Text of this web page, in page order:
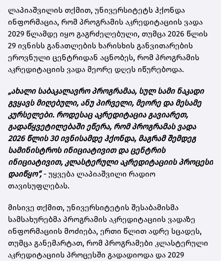
ლაპიაშვილის თქმით, უნივერსიტეტს ჰქონდა
ინფორმაცია, რომ პროგრამის აკრედიტაციის ვადა
2029 წლამდე იყო გაგრძელებული, თუმცა 2026 წლის
29 ივნისს განათლების ხარისხის განვითარების
ეროვნული ცენტრიდან აცნობეს, რომ პროგრამის
აკრედიტაციის ვადა მეორე დღეს იწურებოდა.
„ახალი საბაკალავრო პროგრამაა, სულ სამი ნაკადი
გვყავს მიღებული, ანუ პირველი, მეორე და მესამე
კურსელები. როდესაც აკრედიტაცია გავიარეთ,
გადაწყვეტილებაში ეწერა, რომ პროგრამას ვადა
2026 წლის 30 ივნისამდე ჰქონდა, მაგრამ შემდეგ
სამინისტროს ინიციატივით და ცენტრის
ინიციატივით, კლასტერული აკრედიტაციის პროცესი
დაიწყო“, - უყვება ლაპიაშვილი რადიო
თავისუფლებას.
მისივე თქმით, უნივერსიტეტის შესაბამისმა
სამსახურებმა პროგრამის აკრედიტაციის ვადაზე
ინფორმაციის მოძიება, ერთი წლით ადრე სცადეს,
თუმცა განემარტათ, რომ პროგრამები კლასტერული
აკრედიტაციის პროცესში გადადიოდა და 2029